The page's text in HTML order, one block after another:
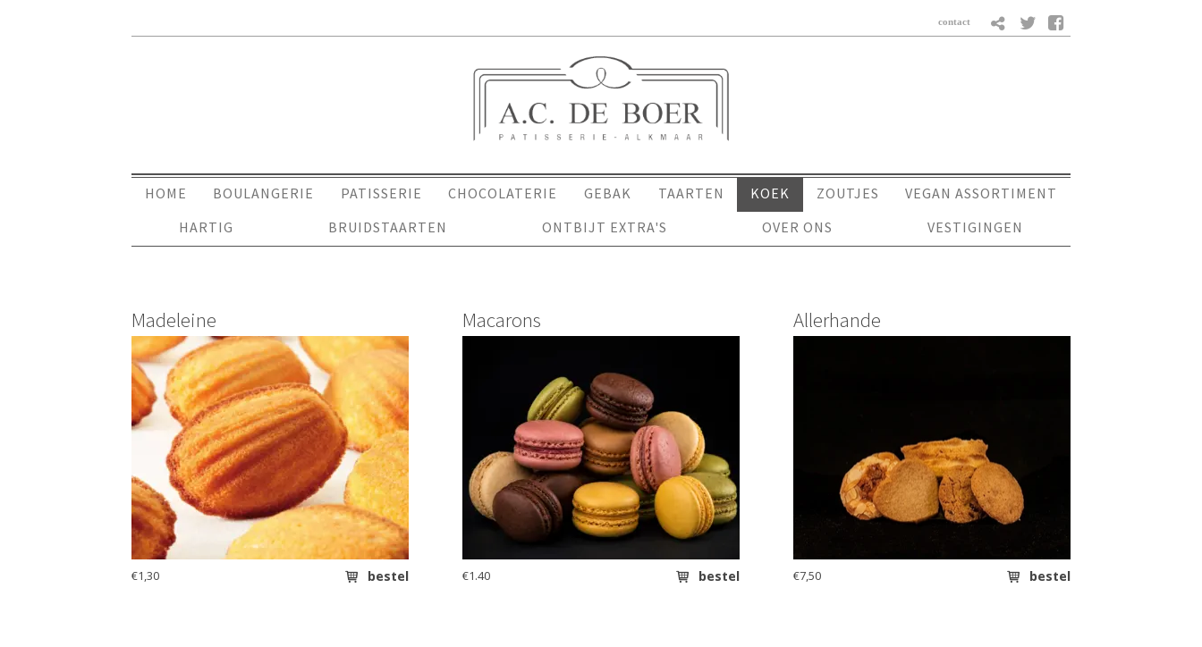
HOME BOULANGERIE PATISSERIE CHOCOLATERIE GEBAK TAARTEN KOEK ZOUTJES
VEGAN ASSORTIMENT
HARTIG
BRUIDSTAARTEN ONTBIJT EXTRA'S OVER ONS VESTIGINGEN
Madeleine
€1,30 bestel
Macarons
€1.40 bestel
Allerhande
€7,50 bestel